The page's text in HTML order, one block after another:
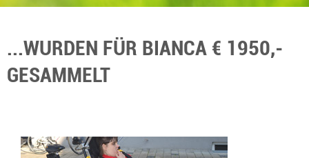
...WURDEN FÜR BIANCA € 1950,-
GESAMMELT